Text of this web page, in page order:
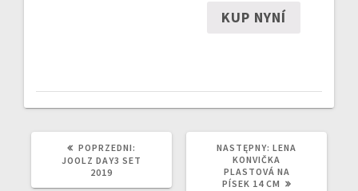
KUP NYNÍ
POPRZEDNI:
WPIS:
JOOLZ DAY3 SET
2019
NASTĘPNY: NASTĘPNY
WPIS:
LENA
KONVIČKA
PLASTOVÁ NA
PÍSEK 14 CM